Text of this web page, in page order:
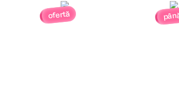
ofertă